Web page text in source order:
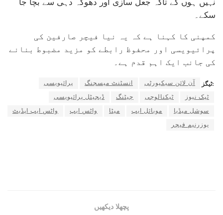
نہیں ہوں گے تاکہ جعل سازی اور دھوکہ دہی سے بچا جا
سکے۔
کمپنی کا کہنا ہے کہ یہ نیا فیچر صارفین کی
پرائیویسی اور محفوظ رابطے کو مزید مضبوط بنانے
کی جانب ایک اہم قدم ہے۔
ٹیگز: آن لائن سیکیورٹی انسٹنٹ میسجنگ
پرائیویسی
ٹیک نیوز
ٹیکنالوجی چیٹنگ
ڈیجیٹل پرائیویسی
سوشل میڈیا
موبائل ایپ میٹا واٹس ایپ
واٹس ایپ اپڈیٹ
یوزرنیم فیچر
پچھلا دیکھیں